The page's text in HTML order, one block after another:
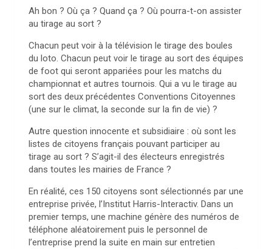
Ah bon ? Où ça ? Quand ça ? Où pourra-t-on assister
au tirage au sort ?
Chacun peut voir à la télévision le tirage des boules
du loto. Chacun peut voir le tirage au sort des équipes
de foot qui seront appariées pour les matchs du
championnat et autres tournois. Qui a vu le tirage au
sort des deux précédentes Conventions Citoyennes
(une sur le climat, la seconde sur la fin de vie) ?
Autre question innocente et subsidiaire : où sont les
listes de citoyens français pouvant participer au
tirage au sort ? S’agit-il des électeurs enregistrés
dans toutes les mairies de France ?
En réalité, ces 150 citoyens sont sélectionnés par une
entreprise privée, l’Institut Harris-Interactiv. Dans un
premier temps, une machine génère des numéros de
téléphone aléatoirement puis le personnel de
l’entreprise prend la suite en main sur entretien